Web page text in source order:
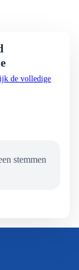
de volledige
stemmen